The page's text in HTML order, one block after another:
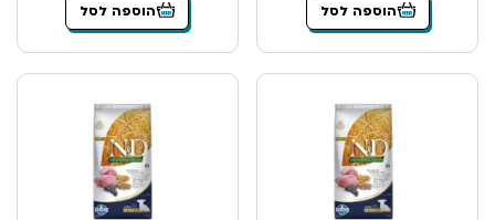
הוספה לסל הוספה לסל